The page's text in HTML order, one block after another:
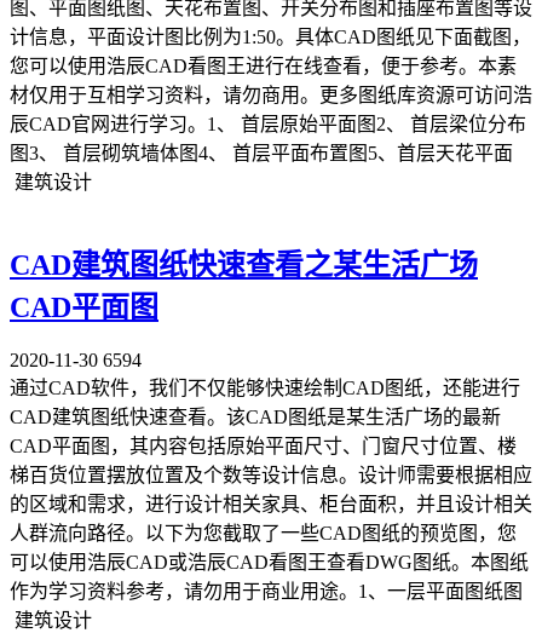
图、平面图纸图、天花布置图、开关分布图和插座布置图等设
计信息，平面设计图比例为1:50。具体CAD图纸见下面截图，
您可以使用浩辰CAD看图王进行在线查看，便于参考。本素
材仅用于互相学习资料，请勿商用。更多图纸库资源可访问浩
辰CAD官网进行学习。1、 首层原始平面图2、 首层梁位分布
图3、 首层砌筑墙体图4、 首层平面布置图5、首层天花平面
建筑设计
CAD建筑图纸快速查看之某生活广场
CAD平面图
2020-11-30 6594
通过CAD软件，我们不仅能够快速绘制CAD图纸，还能进行
CAD建筑图纸快速查看。该CAD图纸是某生活广场的最新
CAD平面图，其内容包括原始平面尺寸、门窗尺寸位置、楼
梯百货位置摆放位置及个数等设计信息。设计师需要根据相应
的区域和需求，进行设计相关家具、柜台面积，并且设计相关
人群流向路径。以下为您截取了一些CAD图纸的预览图，您
可以使用浩辰CAD或浩辰CAD看图王查看DWG图纸。本图纸
作为学习资料参考，请勿用于商业用途。1、一层平面图纸图
建筑设计